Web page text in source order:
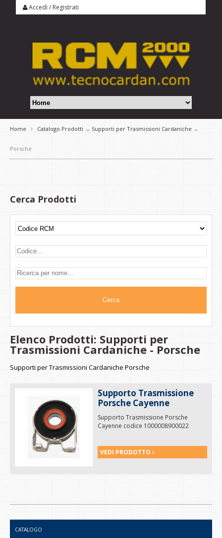
Accedi / Registrati
Home Catalogo Prodotti → Supporti per Trasmissioni Cardaniche →
Porsche
Cerca Prodotti
Elenco Prodotti: Supporti per
Trasmissioni Cardaniche - Porsche
Supporti per Trasmissioni Cardaniche Porsche
Supporto Trasmissione
Porsche Cayenne
Supporto Trasmissione Porsche
Cayenne codice 1000008900022
VEDI PRODOTTO
CATALOGO